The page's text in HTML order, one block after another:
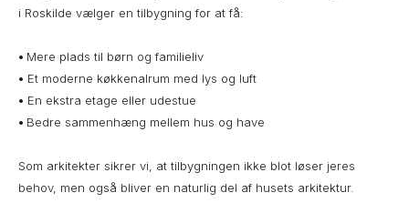
i Roskilde vælger en tilbygning for at få:
• Mere plads til børn og familieliv
• Et moderne køkkenalrum med lys og luft
• En ekstra etage eller udestue
• Bedre sammenhæng mellem hus og have
Som arkitekter sikrer vi, at tilbygningen ikke blot løser jeres
behov, men også bliver en naturlig del af husets arkitektur.